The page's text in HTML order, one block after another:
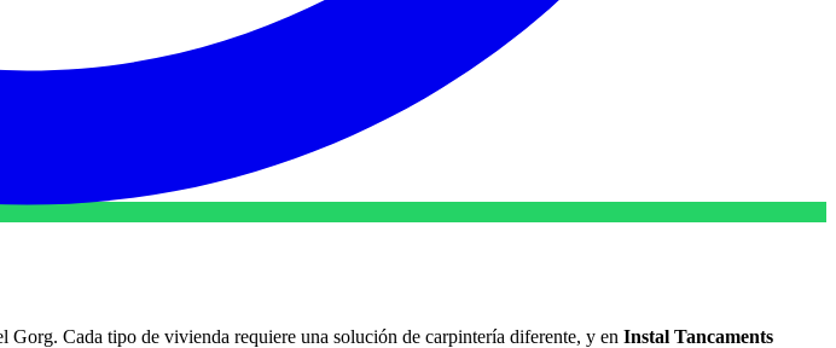
Cada tipo de vivienda requiere una solución de carpintería diferente, y en Instal Tancaments